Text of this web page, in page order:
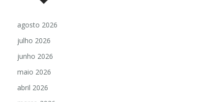
agosto 2026
julho 2026
junho 2026
maio 2026
abril 2026